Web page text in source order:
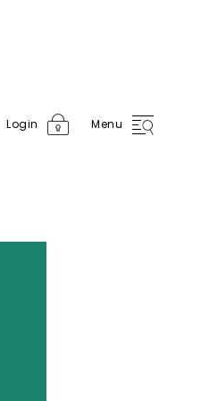
Login Menu